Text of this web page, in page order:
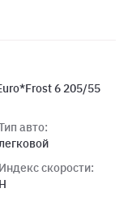
6 205/55
авто:
Индекс скорости:
H